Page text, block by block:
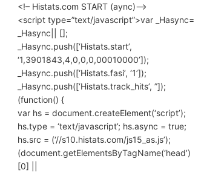
<!– Histats.com START (aync)–>
<script type=”text/javascript”>var _Hasync=
_Hasync|| [];
_Hasync.push([‘Histats.start’,
‘1,3901843,4,0,0,0,00010000’]);
_Hasync.push([‘Histats.fasi’, ‘1’]);
_Hasync.push([‘Histats.track_hits’, ”]);
(function() {
var hs = document.createElement(‘script’);
hs.type = ‘text/javascript’; hs.async = true;
hs.src = (‘//s10.histats.com/js15_as.js’);
(document.getElementsByTagName(‘head’)
[0] ||